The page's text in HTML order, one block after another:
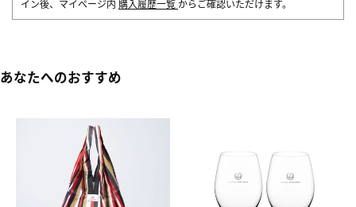
イン後、マイページ内 購入履歴一覧 からご確認いただけます。
あなたへのおすすめ